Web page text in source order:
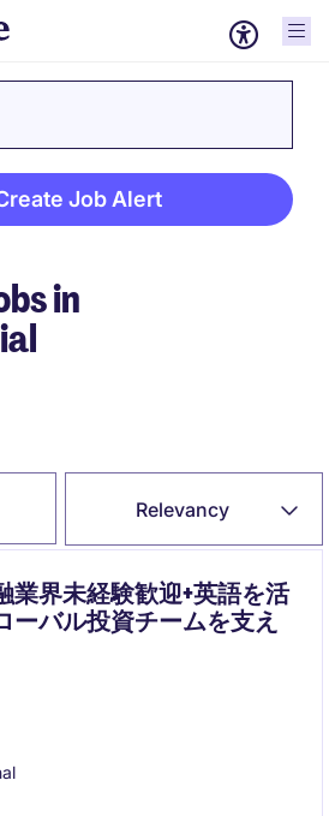
Job Alert
in
Relevancy
業界未経験歓迎+英語を活
ーバル投資チームを支え